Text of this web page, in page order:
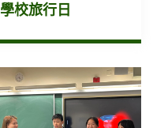
學校旅行日